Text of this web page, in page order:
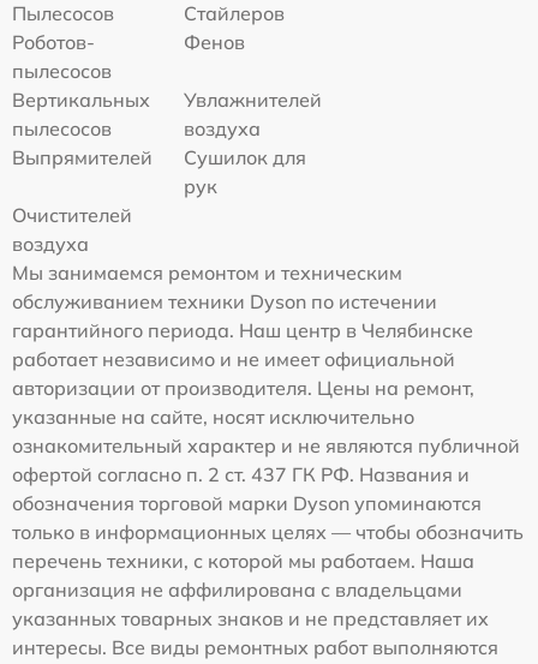
Пылесосов
Стайлеров
Роботов-
пылесосов
Фенов
Вертикальных
пылесосов
Увлажнителей
воздуха
Выпрямителей
Сушилок для
рук
Очистителей
воздуха
Мы занимаемся ремонтом и техническим
обслуживанием техники Dyson по истечении
гарантийного периода. Наш центр в Челябинске
работает независимо и не имеет официальной
авторизации от производителя. Цены на ремонт,
указанные на сайте, носят исключительно
ознакомительный характер и не являются публичной
офертой согласно п. 2 ст. 437 ГК РФ. Названия и
обозначения торговой марки Dyson упоминаются
только в информационных целях — чтобы обозначить
перечень техники, с которой мы работаем. Наша
организация не аффилирована с владельцами
указанных товарных знаков и не представляет их
интересы. Все виды ремонтных работ выполняются